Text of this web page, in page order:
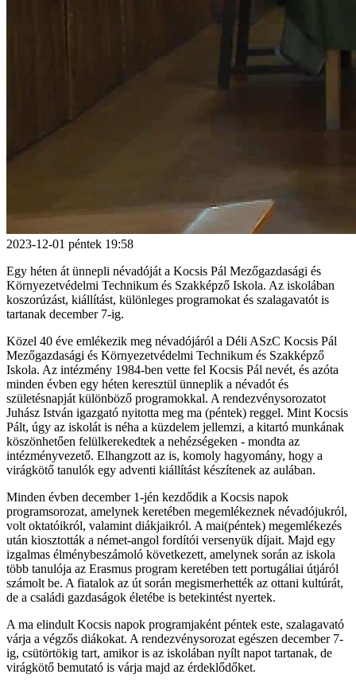
2023-12-01 péntek 19:58
Egy héten át ünnepli névadóját a Kocsis Pál Mezőgazdasági és
Környezetvédelmi Technikum és Szakképző Iskola. Az iskolában
koszorúzást, kiállítást, különleges programokat és szalagavatót is
tartanak december 7-ig.
Közel 40 éve emlékezik meg névadójáról a Déli ASzC Kocsis Pál
Mezőgazdasági és Környezetvédelmi Technikum és Szakképző
Iskola. Az intézmény 1984-ben vette fel Kocsis Pál nevét, és azóta
minden évben egy héten keresztül ünneplik a névadót és
születésnapját különböző programokkal. A rendezvénysorozatot
Juhász István igazgató nyitotta meg ma (péntek) reggel. Mint Kocsis
Pált, úgy az iskolát is néha a küzdelem jellemzi, a kitartó munkának
köszönhetően felülkerekedtek a nehézségeken - mondta az
intézményvezető. Elhangzott az is, komoly hagyomány, hogy a
virágkötő tanulók egy adventi kiállítást készítenek az aulában.
Minden évben december 1-jén kezdődik a Kocsis napok
programsorozat, amelynek keretében megemlékeznek névadójukról,
volt oktatóikról, valamint diákjaikról. A mai(péntek) megemlékezés
után kiosztották a német-angol fordítói versenyük díjait. Majd egy
izgalmas élménybeszámoló következett, amelynek során az iskola
több tanulója az Erasmus program keretében tett portugáliai útjáról
számolt be. A fiatalok az út során megismerhették az ottani kultúrát,
de a családi gazdaságok életébe is betekintést nyertek.
A ma elindult Kocsis napok programjaként péntek este, szalagavató
várja a végzős diákokat. A rendezvénysorozat egészen december 7-
ig, csütörtökig tart, amikor is az iskolában nyílt napot tartanak, de
virágkötő bemutató is várja majd az érdeklődőket.